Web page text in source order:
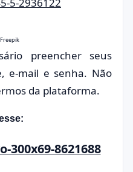
preencher seus
e-mail e senha. Não
da plataforma.